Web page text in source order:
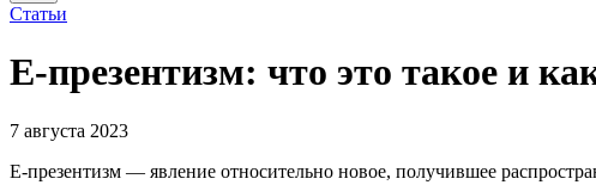
Статьи
Е-презентизм: что это такое и
7 августа 2023
Е-презентизм — явление относительно новое, получившее